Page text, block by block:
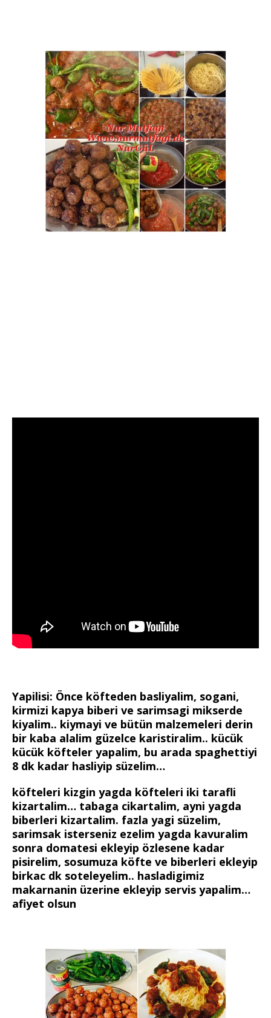
Yapilisi: Önce köfteden basliyalim, sogani,
kirmizi kapya biberi ve sarimsagi mikserde
kiyalim.. kiymayi ve bütün malzemeleri derin
bir kaba alalim güzelce karistiralim.. kücük
kücük köfteler yapalim, bu arada spaghettiyi
8 dk kadar hasliyip süzelim…
köfteleri kizgin yagda köfteleri iki tarafli
kizartalim… tabaga cikartalim, ayni yagda
biberleri kizartalim. fazla yagi süzelim,
sarimsak isterseniz ezelim yagda kavuralim
sonra domatesi ekleyip özlesene kadar
pisirelim, sosumuza köfte ve biberleri ekleyip
birkac dk soteleyelim.. hasladigimiz
makarnanin üzerine ekleyip servis yapalim…
afiyet olsun